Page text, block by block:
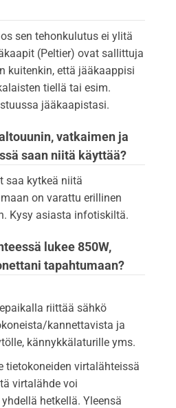
sen tehonkulutus ei ylitä
(Peltier) ovat sallittuja
kuitenkin, että jääkaappisi
tiellä tai esim.
jääkaapistasi.
vatkaimen ja
saan niitä käyttää?
saa kytkeä niitä
on varattu erillinen
Kysy asiasta infotiskiltä.
lukee 850W,
tapahtumaan?
riittää sähkö
kannettavista ja
kännykkälaturille yms.
tietokoneiden virtalähteissä
virtalähde voi
hetkellä. Yleensä